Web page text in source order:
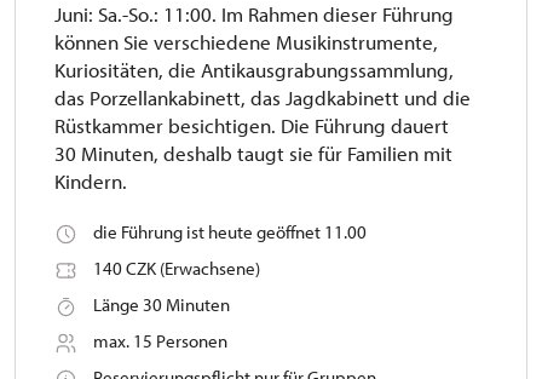
Juni: Sa.-So.: 11:00. Im Rahmen dieser Führung
können Sie verschiedene Musikinstrumente,
Kuriositäten, die Antikausgrabungssammlung,
das Porzellankabinett, das Jagdkabinett und die
Rüstkammer besichtigen. Die Führung dauert
30 Minuten, deshalb taugt sie für Familien mit
Kindern.
die Führung ist heute geöffnet 11.00
140 CZK (Erwachsene)
Länge 30 Minuten
max. 15 Personen